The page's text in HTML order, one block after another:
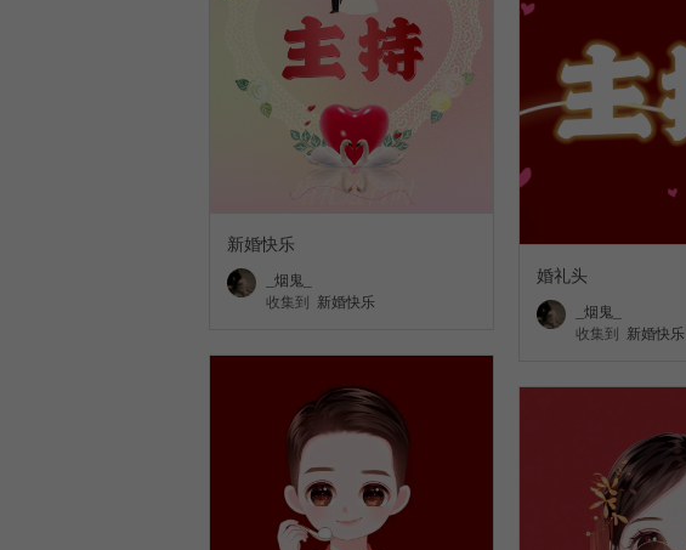
新婚快乐
_烟鬼_
收集到 新婚快乐
婚礼头
_烟鬼_
收集到 新婚快乐